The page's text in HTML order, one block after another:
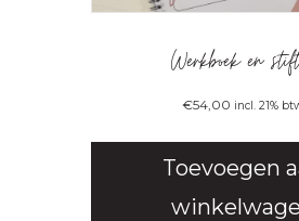
Werkboek en
€54,00 incl. 21%
Toevoegen